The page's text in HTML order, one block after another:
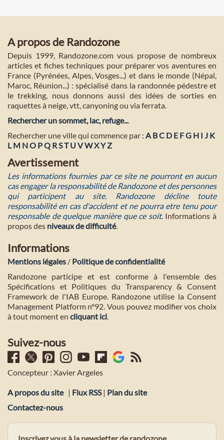
A propos de Randozone
Depuis 1999, Randozone.com vous propose de nombreux
articles et fiches techniques pour préparer vos aventures en
France (Pyrénées, Alpes, Vosges...) et dans le monde (Népal,
Maroc, Réunion...) : spécialisé dans la randonnée pédestre et
le trekking, nous donnons aussi des idées de sorties en
raquettes à neige, vtt, canyoning ou via ferrata.
Rechercher un sommet, lac, refuge...
Rechercher une ville qui commence par : A BC D E FG H I J K
L M NO PQ R ST U VWXY Z
Avertissement
Les informations fournies par ce site ne pourront en aucun
cas engager la responsabilité de Randozone et des personnes
qui participent au site. Randozone décline toute
responsabilité en cas d'accident et ne pourra etre tenu pour
responsable de quelque manière que ce soit. Informations à
propos des niveaux de difficulté.
Informations
Mentions légales / Politique de confidentialité
Randozone participe et est conforme à l'ensemble des
Spécifications et Politiques du Transparency & Consent
Framework de l'IAB Europe. Randozone utilise la Consent
Management Platform n°92. Vous pouvez modifier vos choix
à tout moment en cliquant ici
Suivez-nous
Concepteur : Xavier Argeles
A propos du site | Flux RSS| Plan du site
Contactez-nous
Inscrivez vous à la newsletter de randozone